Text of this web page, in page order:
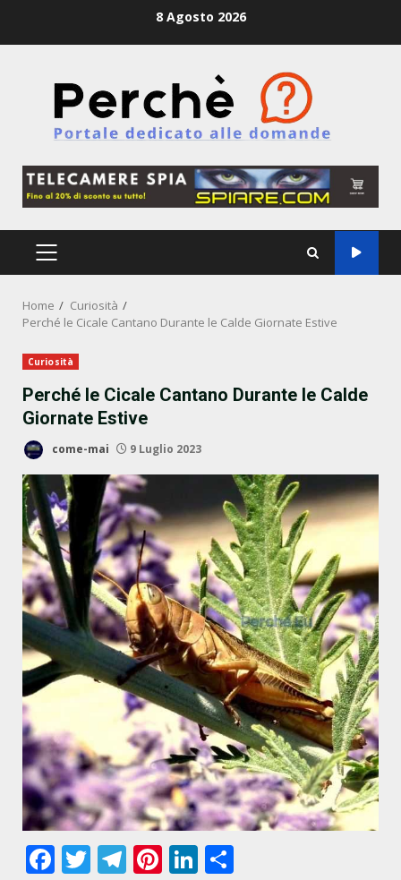
8 Agosto 2026
PRIMARY
Home
Curiosità
Perché le Cicale Cantano Durante le Calde Giornate Estive
Curiosità
Perché le Cicale Cantano Durante le Calde
Giornate Estive
come-mai 9 Luglio 2023
Facebook
Twitter
Telegram
Pinterest
LinkedIn